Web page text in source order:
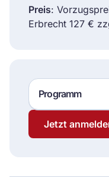
Preis:
Erbrecht 127 €
Programm
Jetzt